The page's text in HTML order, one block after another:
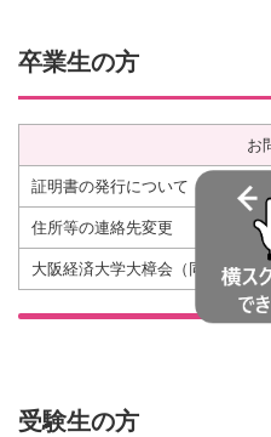
卒業生の方
お
証明書の発行について
住所等の連絡先変更
大阪経済大学大樟会（同窓会）
受験生の方